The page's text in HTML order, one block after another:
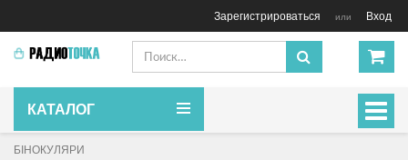
Зарегистрироваться или Вход
КАТАЛОГ
БІНОКУЛЯРИ